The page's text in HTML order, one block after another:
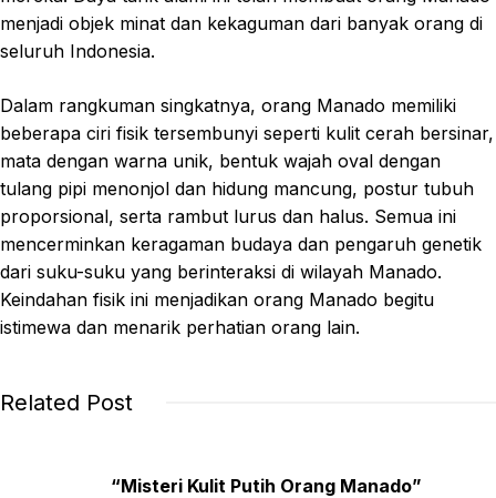
menjadi objek minat dan kekaguman dari banyak orang di
seluruh Indonesia.
Dalam rangkuman singkatnya, orang Manado memiliki
beberapa ciri fisik tersembunyi seperti kulit cerah bersinar,
mata dengan warna unik, bentuk wajah oval dengan
tulang pipi menonjol dan hidung mancung, postur tubuh
proporsional, serta rambut lurus dan halus. Semua ini
mencerminkan keragaman budaya dan pengaruh genetik
dari suku-suku yang berinteraksi di wilayah Manado.
Keindahan fisik ini menjadikan orang Manado begitu
istimewa dan menarik perhatian orang lain.
Related Post
“Misteri Kulit Putih Orang Manado”